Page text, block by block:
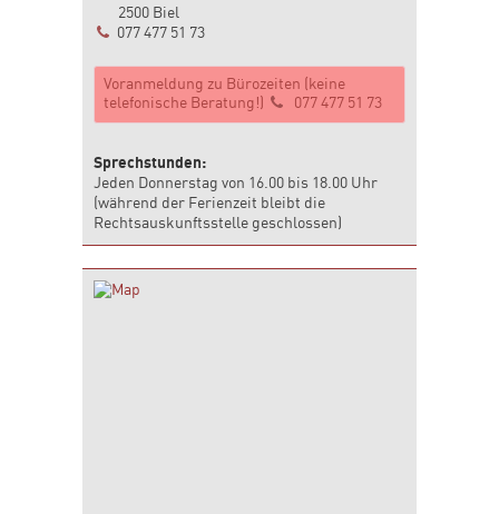
2500 Biel
077 477 51 73
Voranmeldung zu Bürozeiten (keine
telefonische Beratung!)
077 477 51 73
Sprechstunden:
Jeden Donnerstag von 16.00 bis 18.00 Uhr
(während der Ferienzeit bleibt die
Rechtsauskunftsstelle geschlossen)